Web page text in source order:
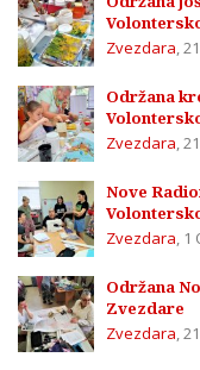
Zvezdara,
Održana
Zvezdara,
Nove
Zvezdara, 1
Održana
Zvezdare
Zvezdara,